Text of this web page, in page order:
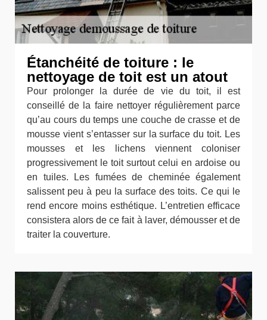
Étanchéité de toiture : le
nettoyage de toit est un atout
Pour prolonger la durée de vie du toit, il est
conseillé de la faire nettoyer régulièrement parce
qu’au cours du temps une couche de crasse et de
mousse vient s’entasser sur la surface du toit. Les
mousses et les lichens viennent coloniser
progressivement le toit surtout celui en ardoise ou
en tuiles. Les fumées de cheminée également
salissent peu à peu la surface des toits. Ce qui le
rend encore moins esthétique. L’entretien efficace
consistera alors de ce fait à laver, démousser et de
traiter la couverture.